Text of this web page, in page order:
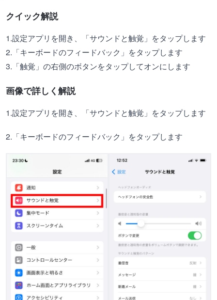
クイック解説
1.設定アプリを開き、「サウンドと触覚」をタップします
2.「キーボードのフィードバック」をタップします
3.「触覚」の右側のボタンをタップしてオンにします
画像で詳しく解説
1.設定アプリを開き、「サウンドと触覚」をタップします
2.「キーボードのフィードバック」をタップします